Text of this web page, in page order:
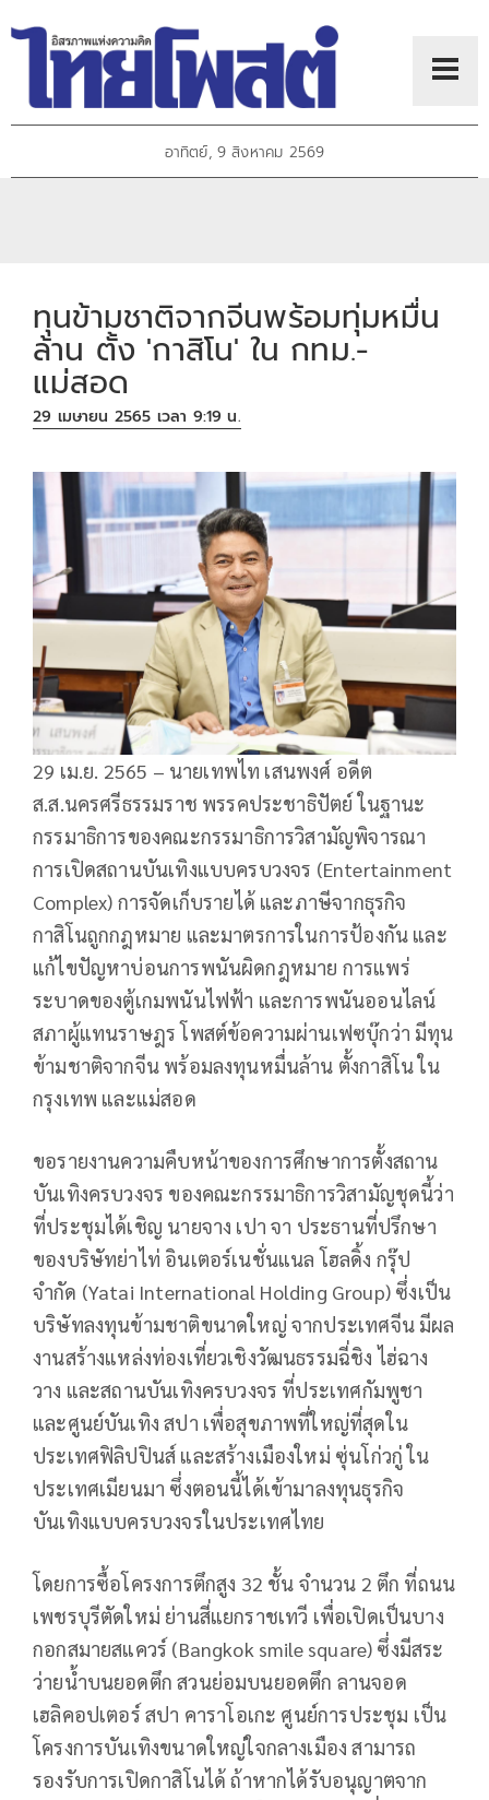
อาทิตย์, 9 สิงหาคม 2569
ทุนข้ามชาติจากจีนพร้อมทุ่มหมื่น
ล้าน ตั้ง 'กาสิโน' ใน กทม.-
แม่สอด
29 เมษายน 2565 เวลา 9:19 น.
29 เม.ย. 2565 – นายเทพไท เสนพงศ์ อดีต
ส.ส.นครศรีธรรมราช พรรคประชาธิปัตย์ ในฐานะ
กรรมาธิการของคณะกรรมาธิการวิสามัญพิจารณา
การเปิดสถานบันเทิงแบบครบวงจร (Entertainment
Complex) การจัดเก็บรายได้ และภาษีจากธุรกิจ
กาสิโนถูกกฎหมาย และมาตรการในการป้องกัน และ
แก้ไขปัญหาบ่อนการพนันผิดกฎหมาย การแพร่
ระบาดของตู้เกมพนันไฟฟ้า และการพนันออนไลน์
สภาผู้แทนราษฎร โพสต์ข้อความผ่านเฟซบุ๊กว่า มีทุน
ข้ามชาติจากจีน พร้อมลงทุนหมื่นล้าน ตั้งกาสิโน ใน
กรุงเทพ และแม่สอด
ขอรายงานความคืบหน้าของการศึกษาการตั้งสถาน
บันเทิงครบวงจร ของคณะกรรมาธิการวิสามัญชุดนี้ว่า
ที่ประชุมได้เชิญ นายจาง เปา จา ประธานที่ปรึกษา
ของบริษัทย่าไท่ อินเตอร์เนชั่นแนล โฮลดิ้ง กรุ๊ป
จำกัด (Yatai International Holding Group) ซึ่งเป็น
บริษัทลงทุนข้ามชาติขนาดใหญ่ จากประเทศจีน มีผล
งานสร้างแหล่งท่องเที่ยวเชิงวัฒนธรรมฉี่ชิง ไฮ่ฉาง
วาง และสถานบันเทิงครบวงจร ที่ประเทศกัมพูชา
และศูนย์บันเทิง สปา เพื่อสุขภาพที่ใหญ่ที่สุดใน
ประเทศฟิลิปปินส์ และสร้างเมืองใหม่ ซุ่นโก่วกู่ ใน
ประเทศเมียนมา ซึ่งตอนนี้ได้เข้ามาลงทุนธุรกิจ
บันเทิงแบบครบวงจรในประเทศไทย
โดยการซื้อโครงการตึกสูง 32 ชั้น จำนวน 2 ตึก ที่ถนน
เพชรบุรีตัดใหม่ ย่านสี่แยกราชเทวี เพื่อเปิดเป็นบาง
กอกสมายสแควร์ (Bangkok smile square) ซึ่งมีสระ
ว่ายน้ำบนยอดตึก สวนย่อมบนยอดตึก ลานจอด
เฮลิคอปเตอร์ สปา คาราโอเกะ ศูนย์การประชุม เป็น
โครงการบันเทิงขนาดใหญ่ใจกลางเมือง สามารถ
รองรับการเปิดกาสิโนได้ ถ้าหากได้รับอนุญาตจาก